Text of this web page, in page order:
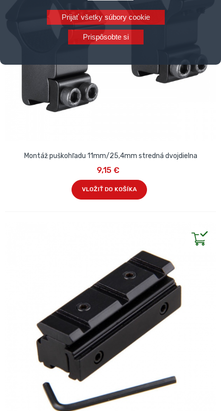
Prijať všetky súbory cookie
Prispôsobte si
Montáž puškohľadu 11mm/25,4mm stredná dvojdielna
9,15 €
VLOŽIŤ DO KOŠÍKA